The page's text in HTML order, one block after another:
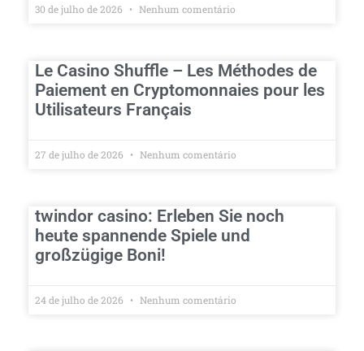
30 de julho de 2026 Nenhum comentário
Le Casino Shuffle – Les Méthodes de
Paiement en Cryptomonnaies pour les
Utilisateurs Français
27 de julho de 2026 Nenhum comentário
twindor casino: Erleben Sie noch
heute spannende Spiele und
großzügige Boni!
24 de julho de 2026 Nenhum comentário